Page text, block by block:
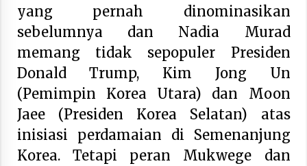
Laporan Aljazeera.net, Fasilitas Nuklir Iran
antara Pegawasan dan Pembongkaran : Apa
February 7, 2026
yang pernah dinominasikan
sebelumnya dan Nadia Murad
memang tidak sepopuler Presiden
Donald Trump, Kim Jong Un
(Pemimpin Korea Utara) dan Moon
Jaee (Presiden Korea Selatan) atas
inisiasi perdamaian di Semenanjung
Korea. Tetapi peran Mukwege dan